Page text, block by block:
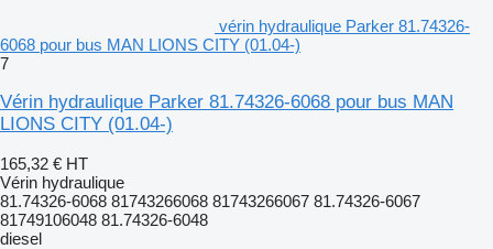
vérin hydraulique Parker 81.74326-
6068 pour bus MAN LIONS CITY (01.04-)
7
Vérin hydraulique Parker 81.74326-6068 pour bus MAN
LIONS CITY (01.04-)
165,32 € HT
Vérin hydraulique
81.74326-6068 81743266068 81743266067 81.74326-6067
81749106048 81.74326-6048
diesel